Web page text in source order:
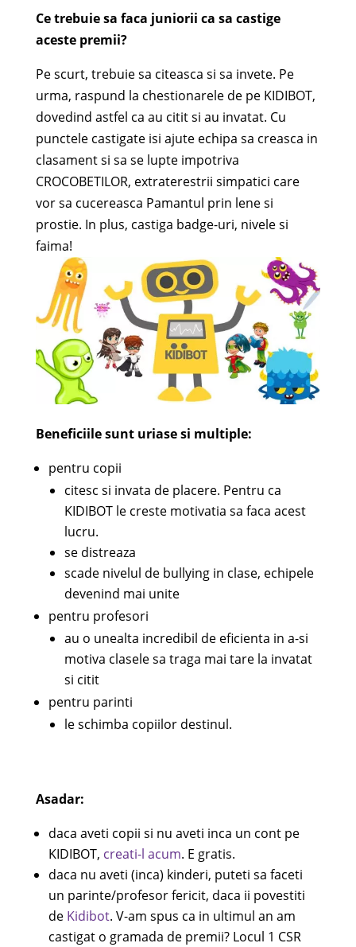
Ce trebuie sa faca juniorii ca sa castige
aceste premii?
Pe scurt, trebuie sa citeasca si sa invete. Pe
urma, raspund la chestionarele de pe KIDIBOT,
dovedind astfel ca au citit si au invatat. Cu
punctele castigate isi ajute echipa sa creasca in
clasament si sa se lupte impotriva
CROCOBETILOR, extraterestrii simpatici care
vor sa cucereasca Pamantul prin lene si
prostie. In plus, castiga badge-uri, nivele si
faima!
Beneficiile sunt uriase si multiple:
pentru copii
citesc si invata de placere. Pentru ca
KIDIBOT le creste motivatia sa faca acest
lucru.
se distreaza
scade nivelul de bullying in clase, echipele
devenind mai unite
pentru profesori
au o unealta incredibil de eficienta in a-si
motiva clasele sa traga mai tare la invatat
si citit
pentru parinti
le schimba copiilor destinul.
Asadar:
daca aveti copii si nu aveti inca un cont pe
KIDIBOT, creati-l acum. E gratis.
daca nu aveti (inca) kinderi, puteti sa faceti
un parinte/profesor fericit, daca ii povestiti
de Kidibot. V-am spus ca in ultimul an am
castigat o gramada de premii? Locul 1 CSR